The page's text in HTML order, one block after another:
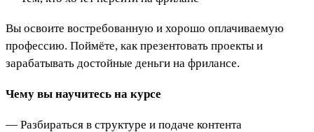
Вы освоите востребованную и хорошо оплачиваемую
профессию. Поймёте, как презентовать проекты и
зарабатывать достойные деньги на фрилансе.
Чему вы научитесь на курсе
— Разбираться в структуре и подаче контента